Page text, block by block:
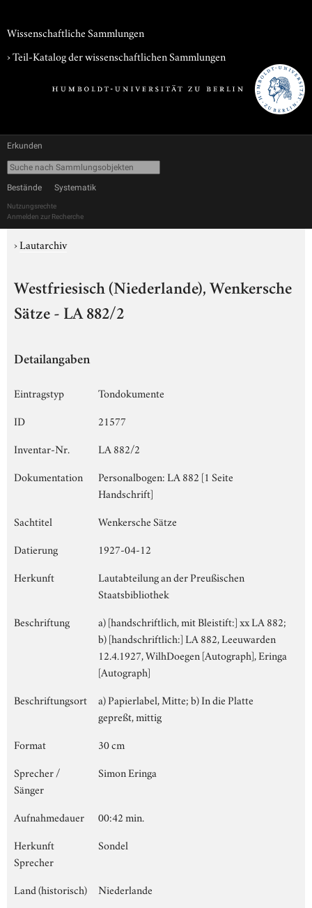
Wissenschaftliche Sammlungen
› Teil-Katalog der wissenschaftlichen Sammlungen
Erkunden
Bestände Systematik
Nutzungsrechte
Anmelden zur Recherche
›Lautarchiv
Westfriesisch (Niederlande), Wenkersche
Sätze - LA 882/2
Detailangaben
Eintragstyp
Tondokumente
ID
21577
Inventar-Nr.
LA 882/2
Dokumentation
Personalbogen: LA 882 [1 Seite
Handschrift]
Sachtitel
Wenkersche Sätze
Datierung
1927-04-12
Herkunft
Lautabteilung an der Preußischen
Staatsbibliothek
Beschriftung
a) [handschriftlich, mit Bleistift:] xx LA 882;
b) [handschriftlich:] LA 882, Leeuwarden
12.4.1927, WilhDoegen [Autograph], Eringa
[Autograph]
Beschriftungsort
a) Papierlabel, Mitte; b) In die Platte
gepreßt, mittig
Format
30 cm
Sprecher /
Sänger
Simon Eringa
Aufnahmedauer
00:42 min.
Herkunft
Sprecher
Sondel
Land (historisch) Niederlande